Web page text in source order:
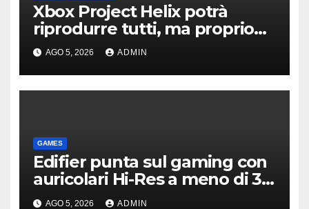
Xbox Project Helix potrà
riprodurre tutti, ma proprio
tutti, i giochi per Xbox usciti
finora?
AGO 5, 2026 ADMIN
GAMES
Edifier punta sul gaming con
auricolari Hi-Res a meno di 30
euro
AGO 5, 2026 ADMIN